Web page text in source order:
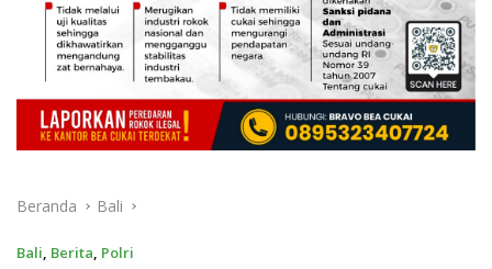
Beranda Bali
Bali, Berita, Polri